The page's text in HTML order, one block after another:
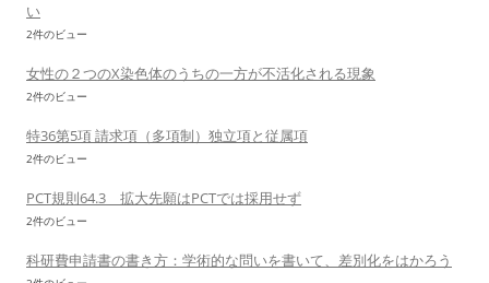
い
2件のビュー
女性の２つのX染色体のうちの一方が不活化される現象
2件のビュー
特36第5項 請求項（多項制）独立項と従属項
2件のビュー
PCT規則64.3 拡大先願はPCTでは採用せず
2件のビュー
科研費申請書の書き方：学術的な問いを書いて、差別化をはかろう